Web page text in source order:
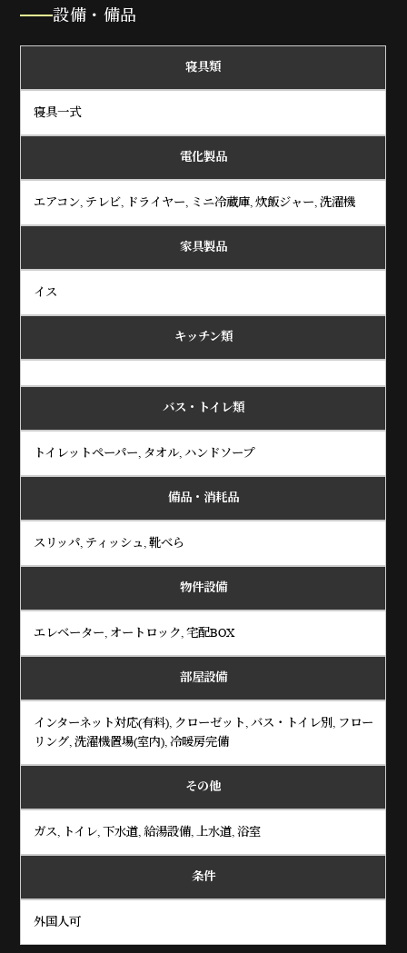
設備・備品
寝具類
寝具一式
電化製品
エアコン, テレビ, ドライヤー, ミニ冷蔵庫, 炊飯ジャー, 洗濯機
家具製品
イス
キッチン類
バス・トイレ類
トイレットペーパー, タオル, ハンドソープ
備品・消耗品
スリッパ, ティッシュ, 靴べら
物件設備
エレベーター, オートロック, 宅配BOX
部屋設備
インターネット対応(有料), クローゼット, バス・トイレ別, フロー
リング, 洗濯機置場(室内), 冷暖房完備
その他
ガス, トイレ, 下水道, 給湯設備, 上水道, 浴室
条件
外国人可